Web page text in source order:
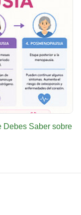
Debes Saber sobre